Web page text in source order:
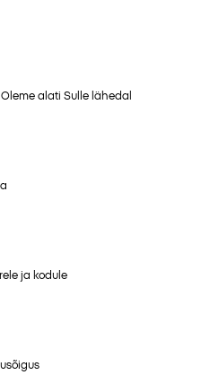
alati Sulle lähedal
ja kodule